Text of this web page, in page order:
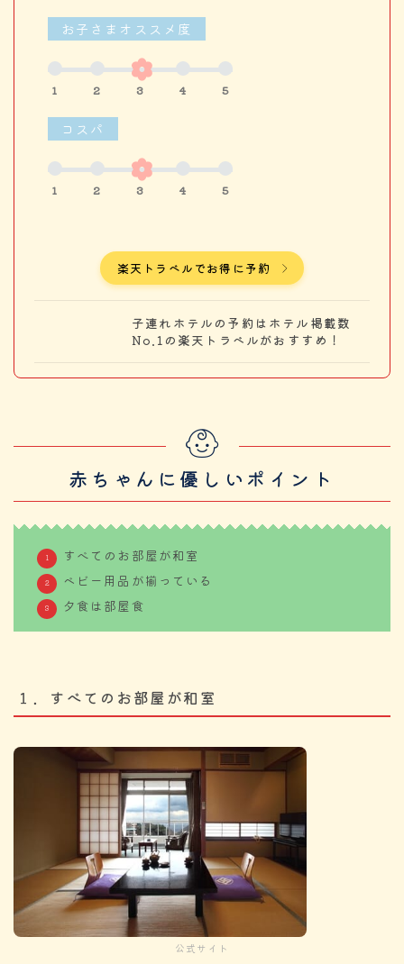
お子さまオススメ度
1 2 3 4 5
コスパ
1 2 3 4 5
楽天トラベルでお得に予約
子連れホテルの予約はホテル掲載数
No.1の楽天トラベルがおすすめ！
赤ちゃんに優しいポイント
すべてのお部屋が和室
ベビー用品が揃っている
夕食は部屋食
１．すべてのお部屋が和室
公式サイト